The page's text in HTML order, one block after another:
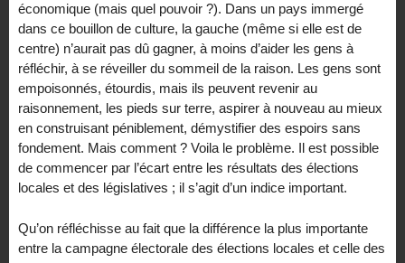
économique (mais quel pouvoir ?). Dans un pays immergé
dans ce bouillon de culture, la gauche (même si elle est de
centre) n’aurait pas dû gagner, à moins d’aider les gens à
réfléchir, à se réveiller du sommeil de la raison. Les gens sont
empoisonnés, étourdis, mais ils peuvent revenir au
raisonnement, les pieds sur terre, aspirer à nouveau au mieux
en construisant péniblement, démystifier des espoirs sans
fondement. Mais comment ? Voila le problème. Il est possible
de commencer par l’écart entre les résultats des élections
locales et des législatives ; il s’agit d’un indice important.
Qu’on réfléchisse au fait que la différence la plus importante
entre la campagne électorale des élections locales et celle des